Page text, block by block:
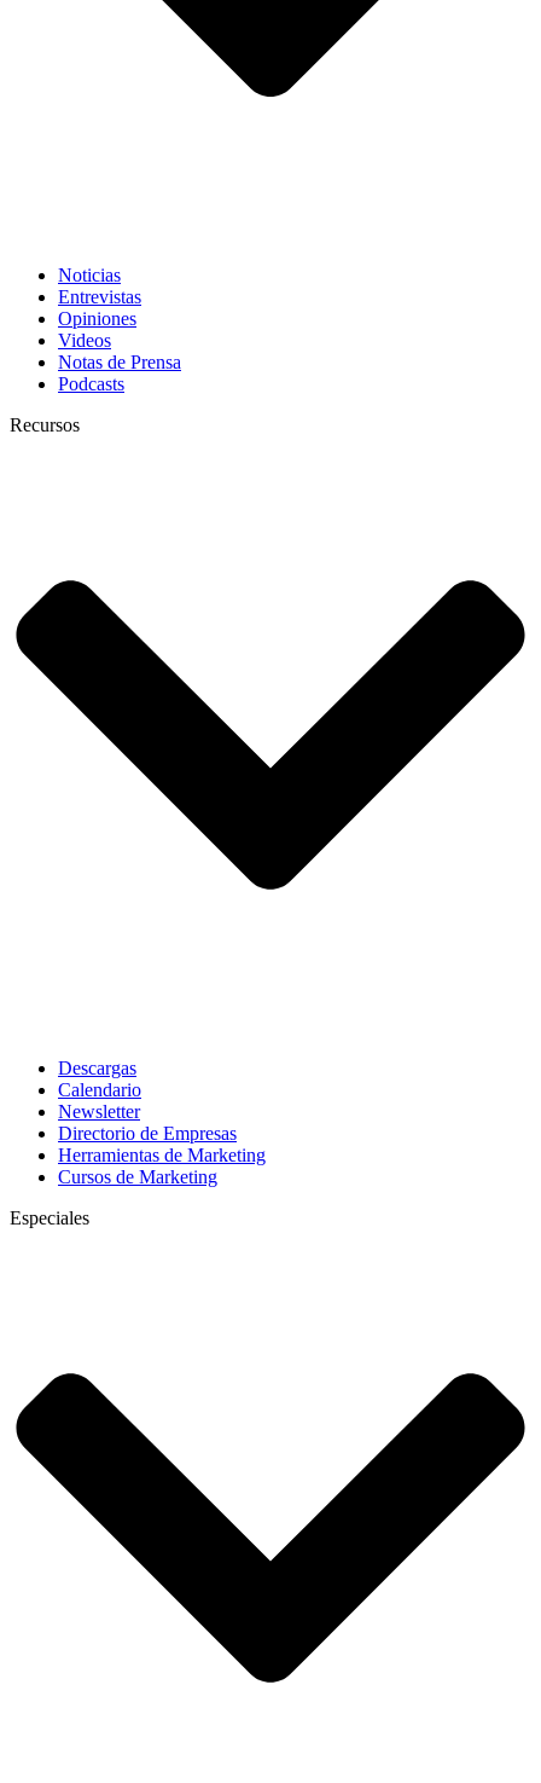
Noticias
Entrevistas
Opiniones
Videos
Notas de Prensa
Podcasts
Recursos
Descargas
Calendario
Newsletter
Directorio de Empresas
Herramientas de Marketing
Cursos de Marketing
Especiales